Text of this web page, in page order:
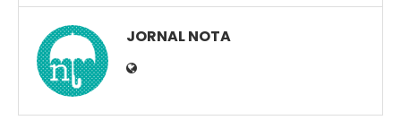
JORNAL NOTA